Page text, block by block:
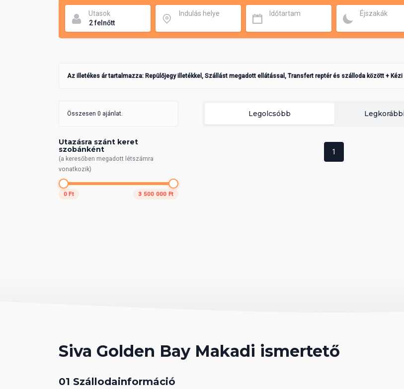
Utasok Indulás helye Időtartam Éjszakák
Az illetékes ár tartalmazza: Repülőjegy illetékkel, Szállást megadott ellátással, Transfert reptér és szálloda között +
Összesen 0 ajánlat.
Utazásra szánt keret
szobánként
(a keresőben megadott létszámra
vonatkozik)
0 Ft 3 500 000 Ft
Legolcsóbb
1
Siva Golden Bay Makadi ismertető
01 Szállodainformáció